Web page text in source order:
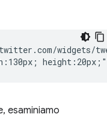
widgets/
esaminiamo